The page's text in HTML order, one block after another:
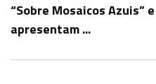
“Sobre Mosaicos Azuis”
apresentam ...